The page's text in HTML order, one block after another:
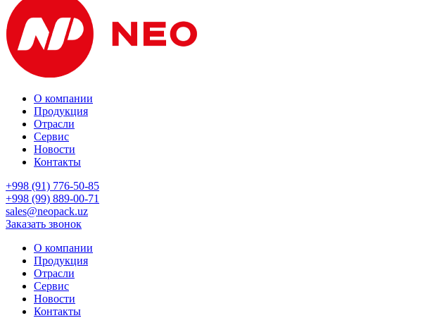
О компании
Продукция
Отрасли
Сервис
Новости
Контакты
+998 (91) 776-50-85
+998 (99) 889-00-71
sales@neopack.uz
Заказать звонок
О компании
Продукция
Отрасли
Сервис
Новости
Контакты